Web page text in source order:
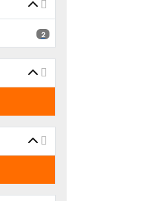
2 результатів
2